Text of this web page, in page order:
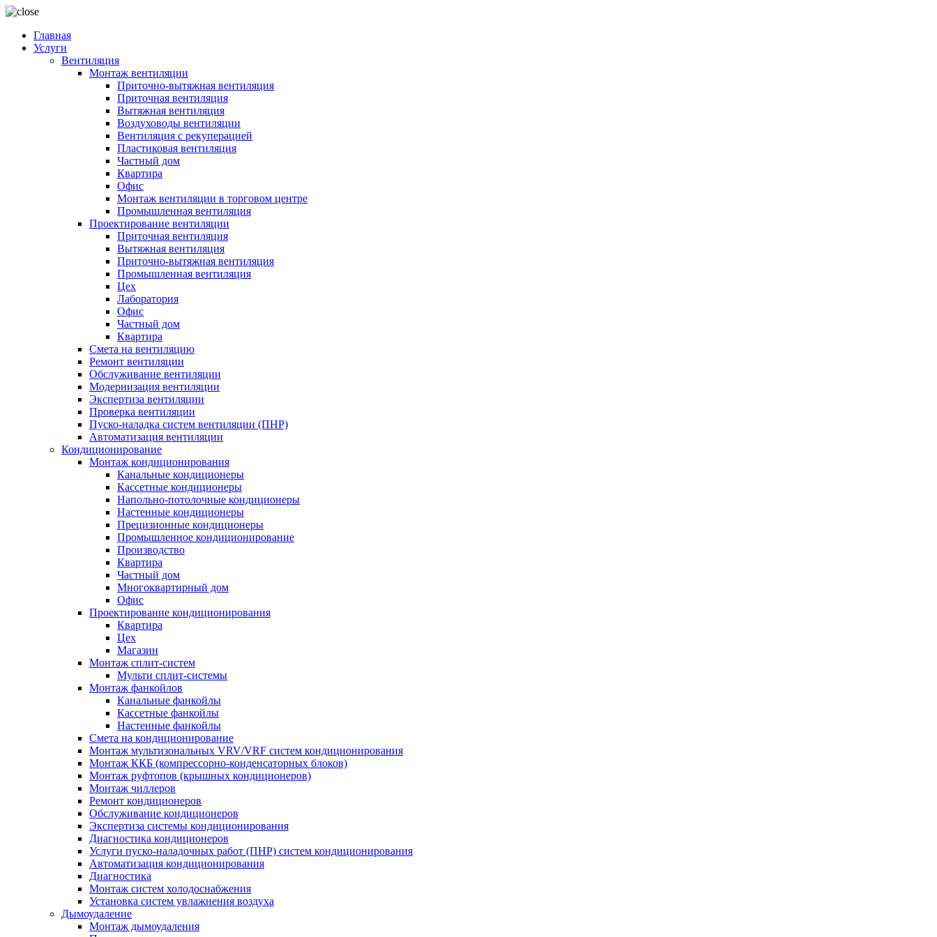
Главная
Услуги
Вентиляция
Монтаж вентиляции
Приточно-вытяжная вентиляция
Приточная вентиляция
Вытяжная вентиляция
Воздуховоды вентиляции
Вентиляция с рекуперацией
Пластиковая вентиляция
Частный дом
Квартира
Офис
Монтаж вентиляции в торговом центре
Промышленная вентиляция
Проектирование вентиляции
Приточная вентиляция
Вытяжная вентиляция
Приточно-вытяжная вентиляция
Промышленная вентиляция
Цех
Лаборатория
Офис
Частный дом
Квартира
Смета на вентиляцию
Ремонт вентиляции
Обслуживание вентиляции
Модернизация вентиляции
Экспертиза вентиляции
Проверка вентиляции
Пуско-наладка систем вентиляции (ПНР)
Автоматизация вентиляции
Кондиционирование
Монтаж кондиционирования
Канальные кондиционеры
Кассетные кондиционеры
Напольно-потолочные кондиционеры
Настенные кондиционеры
Прецизионные кондиционеры
Промышленное кондиционирование
Производство
Квартира
Частный дом
Многоквартирный дом
Офис
Проектирование кондиционирования
Квартира
Цех
Магазин
Монтаж сплит-систем
Мульти сплит-системы
Монтаж фанкойлов
Канальные фанкойлы
Кассетные фанкойлы
Настенные фанкойлы
Смета на кондиционирование
Монтаж мультизональных VRV/VRF систем кондиционирования
Монтаж ККБ (компрессорно-конденсаторных блоков)
Монтаж руфтопов (крышных кондиционеров)
Монтаж чиллеров
Ремонт кондиционеров
Обслуживание кондиционеров
Экспертиза системы кондиционирования
Диагностика кондиционеров
Услуги пуско-наладочных работ (ПНР) систем кондиционирования
Автоматизация кондиционирования
Диагностика
Монтаж систем холодоснабжения
Установка систем увлажнения воздуха
Дымоудаление
Монтаж дымоудаления